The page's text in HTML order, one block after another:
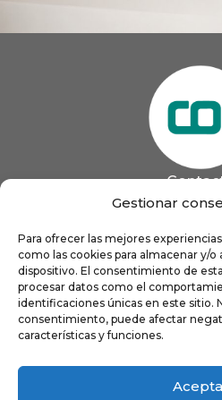
Gestionar
Para ofrecer las mejores
como las cookies para almacenar y/o
dispositivo. El consentimiento de
procesar datos como el
identificaciones únicas en este sitio.
consentimiento, puede afectar
características y funciones.

Lun
Mar
Mié
Jue